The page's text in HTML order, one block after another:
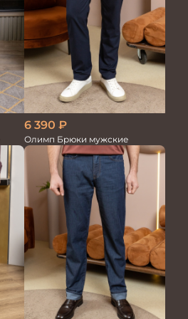
6 390 ₽
Олимп Брюки мужские